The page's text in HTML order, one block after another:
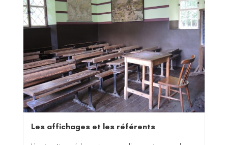
Les affichages et les référents